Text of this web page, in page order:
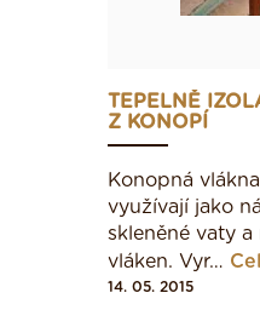
TEPELNĚ
Z KONOPÍ
Konopná
využívají jako
skleněné vaty a
vláken. Vyr…
14. 05. 2015